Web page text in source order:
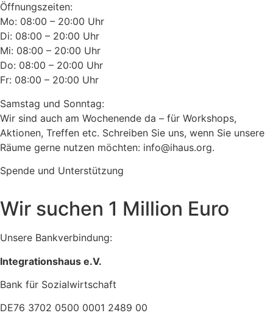
Öffnungszeiten:
Mo: 08:00 – 20:00 Uhr
Di: 08:00 – 20:00 Uhr
Mi: 08:00 – 20:00 Uhr
Do: 08:00 – 20:00 Uhr
Fr: 08:00 – 20:00 Uhr
Samstag und Sonntag:
Wir sind auch am Wochenende da – für Workshops,
Aktionen, Treffen etc. Schreiben Sie uns, wenn Sie unsere
Räume gerne nutzen möchten: info@ihaus.org.
Spende und Unterstützung
Wir suchen 1 Million Euro
Unsere Bankverbindung:
Integrationshaus e.V.
Bank für Sozialwirtschaft
DE76 3702 0500 0001 2489 00